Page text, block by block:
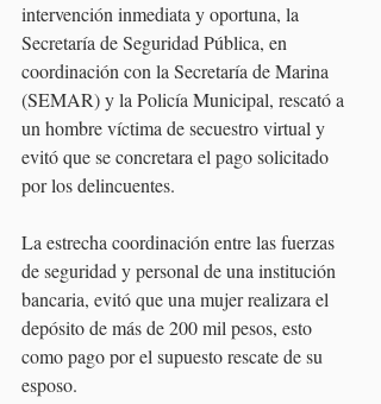
intervención inmediata y oportuna, la
Secretaría de Seguridad Pública, en
coordinación con la Secretaría de Marina
(SEMAR) y la Policía Municipal, rescató a
un hombre víctima de secuestro virtual y
evitó que se concretara el pago solicitado
por los delincuentes.
La estrecha coordinación entre las fuerzas
de seguridad y personal de una institución
bancaria, evitó que una mujer realizara el
depósito de más de 200 mil pesos, esto
como pago por el supuesto rescate de su
esposo.